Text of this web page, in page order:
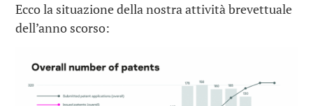
Ecco la situazione della nostra attività brevettuale
dell’anno scorso: